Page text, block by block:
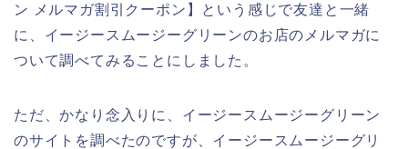
ン メルマガ割引クーポン】という感じで友達と一緒
に、イージースムージーグリーンのお店のメルマガに
ついて調べてみることにしました。
ただ、かなり念入りに、イージースムージーグリーン
のサイトを調べたのですが、イージースムージーグリ